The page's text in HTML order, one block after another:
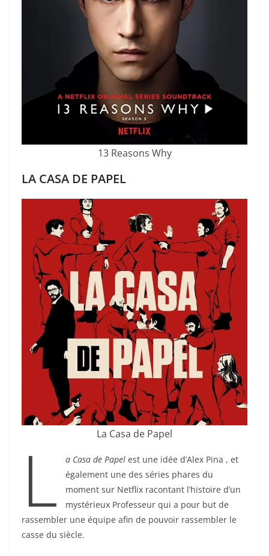
13 Reasons Why
LA CASA DE PAPEL
La Casa de Papel
L a Casa de Papelest une idée d’Alex Pina , et
également une des séries phares du
moment sur Netflix racontant l’histoire d’un
mystérieux Professeur qui a pour but de
rassembler une équipe afin de pouvoir rassembler le
casse du siècle.